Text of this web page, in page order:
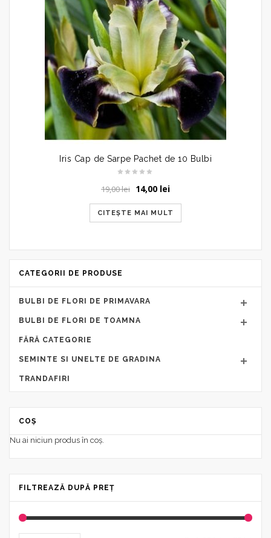
Iris Cap de Sarpe Pachet de 10 Bulbi
19,00lei Prețul
a
fost:
14,00 leiPrețul
este:
14,00 lei.
CITEȘTE MAI MULT
CATEGORII DE PRODUSE
BULBI DE FLORI DE PRIMAVARA
BULBI DE FLORI DE TOAMNA
FĂRĂ CATEGORIE
SEMINTE SI UNELTE DE GRADINA
TRANDAFIRI
COȘ
Nu ai niciun produs în coș.
FILTREAZĂ DUPĂ PREȚ